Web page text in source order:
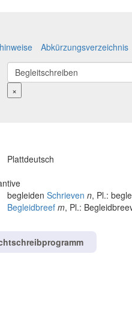
Abkürzungsverzeichnis
×
Plattdeutsch
begleiden Schrieven n, Pl.:
Begleidbreef m, Pl.: